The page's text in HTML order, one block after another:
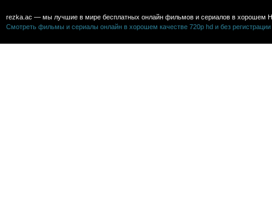
rezka.ac — мы лучшие в мире бесплатных онлайн фильмов и сериалов в хорошем
Смотреть фильмы и сериалы онлайн в хорошем качестве 720p hd и без